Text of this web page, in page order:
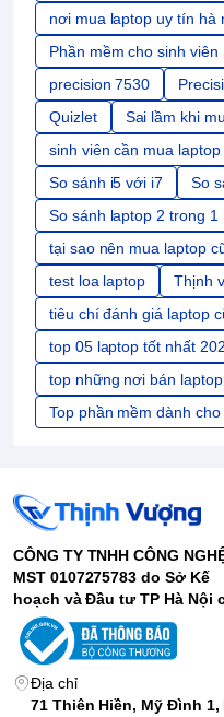
nơi mua laptop uy tín hà
Phần mềm cho sinh viên
precision 7530
Quizlet
Sai lầm khi
sinh viên cần mua laptop
So sánh i5 với i7
So
So sánh laptop 2 trong 1
tại sao nên mua laptop
test loa laptop
Thịnh
tiêu chí đánh giá laptop
top 05 laptop tốt nhất
top những nơi bán
Top phần mềm dành cho
CÔNG TY TNHH CÔNG
MST 0107275783 do Sở Kế
hoạch và Đầu tư TP Hà Nội
Địa chỉ
71 Thiên Hiền, Mỹ Đình 1,